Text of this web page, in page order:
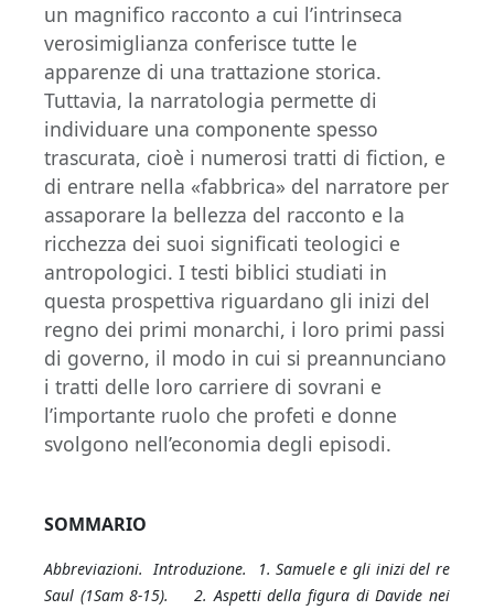
un magnifico racconto a cui l’intrinseca
verosimiglianza conferisce tutte le
apparenze di una trattazione storica.
Tuttavia, la narratologia permette di
individuare una componente spesso
trascurata, cioè i numerosi tratti di fiction, e
di entrare nella «fabbrica» del narratore per
assaporare la bellezza del racconto e la
ricchezza dei suoi significati teologici e
antropologici. I testi biblici studiati in
questa prospettiva riguardano gli inizi del
regno dei primi monarchi, i loro primi passi
di governo, il modo in cui si preannunciano
i tratti delle loro carriere di sovrani e
l’importante ruolo che profeti e donne
svolgono nell’economia degli episodi.
SOMMARIO
Abbreviazioni. Introduzione. 1. Samuele e gli inizi del re
Saul (1Sam 8-15). 2. Aspetti della figura di Davide nei